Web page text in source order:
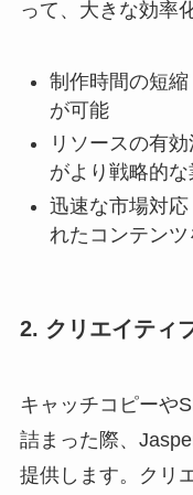
って、大きな効率
制作時間の短
が可能
リソースの有
がより戦略的
迅速な市場対
れたコンテン
2. クリエイティ
キャッチコピーや
詰まった際、
提供します。クリ